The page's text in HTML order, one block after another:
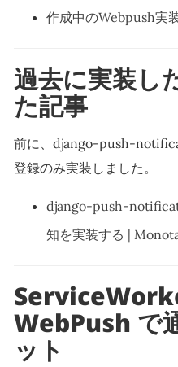
作成中のWebpush実
過去に実装し
た記事
前に、django-push-
登録のみ実装しました。
django-push-
知を実装する |
WebPush で
ット